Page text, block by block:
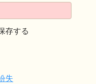
存する
失